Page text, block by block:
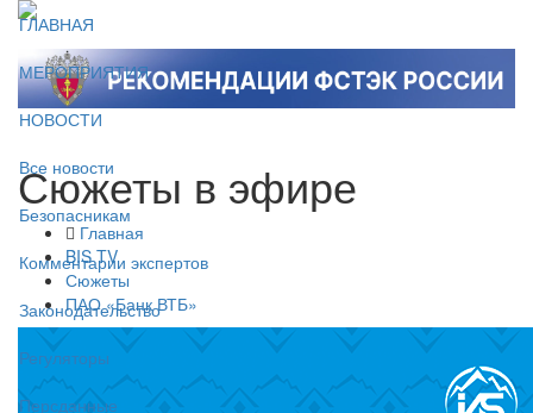
ГЛАВНАЯ
МЕРОПРИЯТИЯ
НОВОСТИ
Все новости
Безопасникам
Комментарии экспертов
Законодательство
Регуляторы
Персданные
Сюжеты в эфире
Главная
BIS TV
Сюжеты
ПАО «Банк ВТБ»